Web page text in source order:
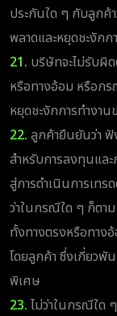
ประกันใด ๆ กับลูกค้
พลาดและหยุดชะงักก
21. บริษัทจะไม่รับผิ
หรือทางอ้อม หรือกร
หยุดชะงักการทำงา
22. ลูกค้ายืนยันว่า
สำหรับการลงทุนแล
สู่การดำเนินการเท
ว่าในกรณีใด ๆ ก็ตา
ทั้งทางตรงหรือทาง
โดยลูกค้า ซึ่งเกี่ยว
พิเศษ
23. ไม่ว่าในกรณีใด